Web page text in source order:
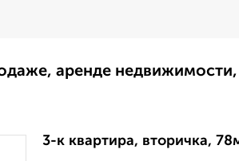
аренде
3-к квартира, вторичка,